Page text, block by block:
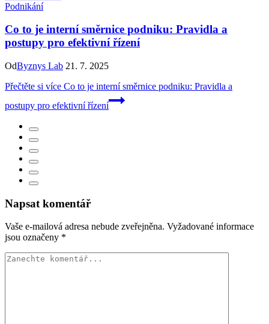
Podnikání
Co to je interní směrnice podniku: Pravidla a
postupy pro efektivní řízení
OdByznys Lab 21. 7. 2025
Přečtěte si více Co to je interní směrnice podniku: Pravidla a
postupy pro efektivní řízení
Napsat komentář
Vaše e-mailová adresa nebude zveřejněna. Vyžadované informace
jsou označeny *